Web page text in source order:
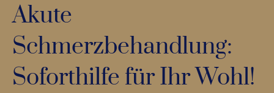
Akute
Schmerzbehandlung:
Soforthilfe für Ihr Wohl!